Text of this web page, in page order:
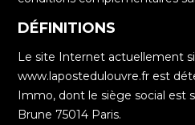
DÉFINITIONS
Le site Internet actuellement
www.lapostedulouvre.fr est
Immo, dont le siège social est
Brune 75014 Paris.